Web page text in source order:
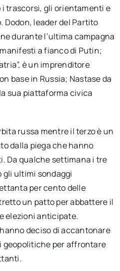
trascorsi, gli orientamenti e
Dodon, leader del Partito
durante l’ultima campagna
a fianco di Putin;
è un imprenditore
base in Russia; Nastase da
sua piattaforma civica
russa mentre il terzo è un
dalla piega che hanno
Da qualche settimana i tre
gli ultimi sondaggi
per cento delle
un patto per abbattere il
elezioni anticipate.
deciso di accantonare
geopolitiche per affrontare